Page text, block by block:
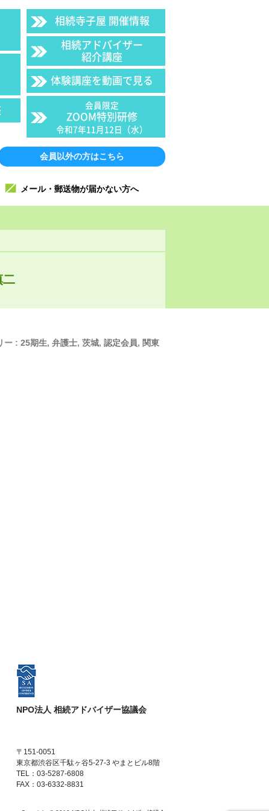
相続寺子屋 開催情報
相続アドバイザー
紹介講座
体験講座を動画で見る
会員限定
ZOOM特別研修
令和7年11月12日（水）
会員以外の方はこちら
メール・郵送物が届かない方へ
二
ー : 25期生, 弁護士, 茨城, 認定会員, 関東
NPO法人 相続アドバイザー協議会
〒151-0051
東京都渋谷区千駄ヶ谷5-27-3 やまとビル8階
TEL：03-5287-6808
FAX：03-6332-8831